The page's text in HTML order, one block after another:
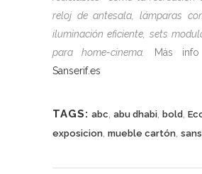
reloj de antesala, lámparas
iluminación eficiente, sets
para home-cinema.
Más
Sanserif.es
TAGS: abc, abu dhabi, bold ,
exposicion, mueble cartón,